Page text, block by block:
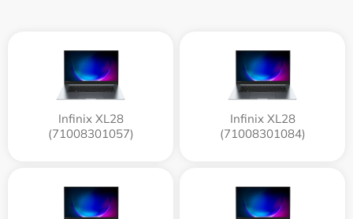
Infinix XL28
(71008301057)
Infinix XL28
(71008301084)